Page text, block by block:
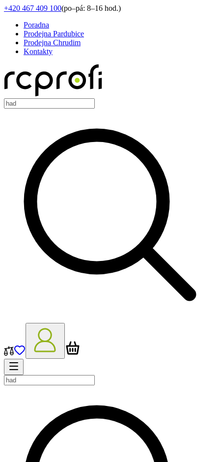
+420 467 409 100(po–pá: 8–16 hod.)
Poradna
Prodejna Pardubice
Prodejna Chrudim
Kontakty